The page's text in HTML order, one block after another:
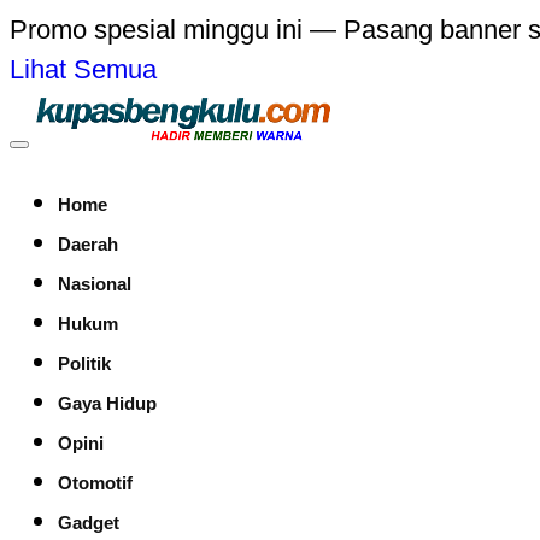
Promo spesial minggu ini — Pasang banner
Lihat Semua
Home
Daerah
Nasional
Hukum
Politik
Gaya Hidup
Opini
Otomotif
Gadget